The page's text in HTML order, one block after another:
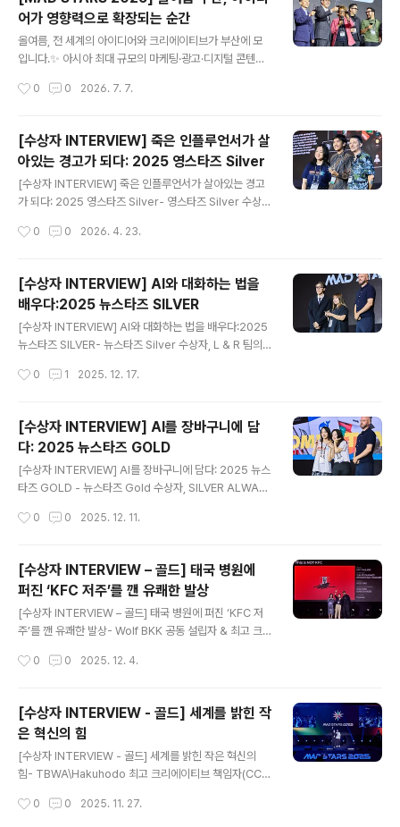
인사이트를 전할 예정인데요. 오늘은 MAD STARS 202
6 무대에 오를 연사 라인업 중국내 연사들을 먼저 소개합
니다! 제품을 넘어 브랜드 경험을 만들다류혜정유니레버
카버코리아디멘드 크리에이션 부문/이사 류혜정 이사는 유
의 글로벌 리브랜딩과 주요 커뮤니케이션 전략을 이끌고
어가 영향력으로 확장되는 순간
올여름, 전 세계의 아이디어와 크리에이티브가 부산에 모
입니다.✨ 아시아 최대 규모의 마케팅·광고·디지털 콘텐츠
고제)이8월 26일부터 28일까지 사흘간시그니엘 부산과
Y, 가능성을 증폭하라’입니다. 작은 아이디어가 더 큰 영향
력으로 확장되고,그 영향력이 다시 새로운 가능성을 여는
순간. MAD STARS 2026에서는급변하는 마케팅·광고·
디지털 콘텐츠 산업 속에서아이디어가 어떤 가치를 만들
고,어떻게 사람과 세상을 움직이는지 직접 확인할 수 있습
로 [MAD STARS 2026]전문가 대상 프로그램(유료)20
0 0 2026. 7. 7.
[수상자 INTERVIEW] 죽은 인플루언서가 살
아있는 경고가 되다: 2025 영스타즈 Silver
[수상자 INTERVIEW] 죽은 인플루언서가 살아있는 경고
가 되다: 2025 영스타즈 Silver- 영스타즈 Silver 수상팀
난해 8월 26일부터 29일까지 부산 시그니엘에서 열렸습
로 캠페인 아이디어를 완성하는 무대였어요. 보건복지부와
국가금연지원센터(KHEPI)의 후원으로 진행됐으며, 주제
는 젊은 세대 대상 전자담배의 건강 위해성 인식을 높이기
위한 캠페인 아이디어였습니다. 실버를 받은 팀 Kawurian
의 Sayid Muhammad는 주제를 듣고 어릴 적 기억을 떠
로 묘지를 찾는 어머니. 멀리서 그 모습을 바라보며..
0 0 2026. 4. 23.
[수상자 INTERVIEW] AI와 대화하는 법을
배우다:2025 뉴스타즈 SILVER
[수상자 INTERVIEW] AI와 대화하는 법을 배우다:2025
뉴스타즈 SILVER- 뉴스타즈 Silver 수상자, L & R 팀의
스타즈 전문가 마케팅 경진대회(New Stars MAD Com
를 이끄는 캠페인 기획’을 주제로, 전 세계 주니어 크리에이
터들이 AI를 어떻게 더 쉽게 이해하고 일상에 연결할 수 있
을지를 고민한 자리였습니다. 이 가운데 Silver를 수상한
L & R 팀은 많은 사람들이 AI를 어렵게 느끼는 이유가 기
술의 복잡함이 아니라, AI와 어떻게 ‘대화하는지’ 알지 못한
Silver ..
0 1 2025. 12. 17.
[수상자 INTERVIEW] AI를 장바구니에 담
다: 2025 뉴스타즈 GOLD
[수상자 INTERVIEW] AI를 장바구니에 담다: 2025 뉴스
타즈 GOLD - 뉴스타즈 Gold 수상자, SILVER ALWAY
흘간 시그니엘 부산에서 개최된 2025 뉴스타즈 전문가 마
11개국 32개 기업에서 모인 84명의 주니어 크리에이터들
이 치열하게 경쟁하며차세대 글로벌 인재들의 창의력을 증
명한 무대였습니다. 올해 뉴스타즈의 주제는 “AI 시대, 두
려움을 넘어서 이해와 참여를 이끄는 캠페인 기획”.AI 기술
은 빠르게 일상에 들어오고 있지만, 많은 사람들에게 여전
한데요.바로 이 ‘거리감’이 문제..
0 0 2025. 12. 11.
[수상자 INTERVIEW – 골드] 태국 병원에
퍼진 ‘KFC 저주’를 깬 유쾌한 발상
[수상자 INTERVIEW – 골드] 태국 병원에 퍼진 ‘KFC 저
주’를 깬 유쾌한 발상- Wolf BKK 공동 설립자 & 최고 크
괄 크리에이티브 디렉터(ECD), Pathida Akkarajindan
독특한 미신이 있습니다.바로 ‘KFC 치킨을 주문하면 갑자
기 환자가 몰려온다’는 일명 KFC 프라이드 치킨의 저주입
니다.병원에서 근무 중 KFC를 먹으면 더 바빠지는 징조라
는 믿음이 퍼져 있어, 의료진들은 교대시간이나 당직 중 KF
C를 되도록 피한다고 하죠. 올해 MAD STARS 2025에
‘This is NOT KFC..
0 0 2025. 12. 4.
[수상자 INTERVIEW - 골드] 세계를 밝힌 작
은 혁신의 힘
[수상자 INTERVIEW - 골드] 세계를 밝힌 작은 혁신의
힘- TBWA\Hakuhodo 최고 크리에이티브 책임자(CC
가 모이는 MAD STARS. 그 수많은 작품 가운데 올해 특
0 0 2025. 11. 27.